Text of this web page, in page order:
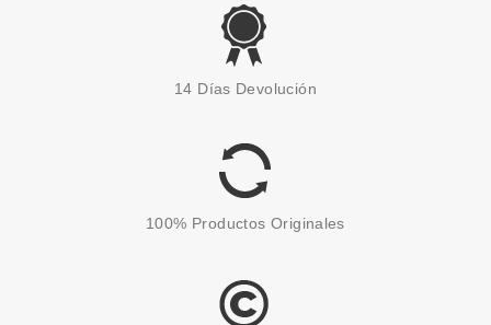
14 Días Devolución
100% Productos Originales